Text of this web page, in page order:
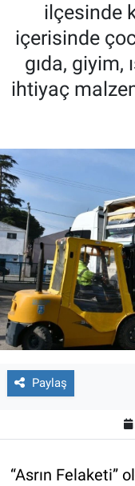
ilçesinde
içerisinde
gıda, giyim,
ihtiyaç
Paylaş
“Asrın Felaketi”
Son Dakika
Haber Arşivi